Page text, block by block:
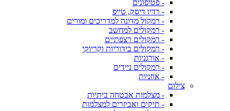
- פטיפונים
- רדיו דיסק, טייפ
- רמקול מדונה למדריכים ומורים
- רמקולים למחשב
- רמקולים רצפתיים
- רמקולים בידוריות וקריוקי
- אורגניות
- רמקולים ניידים
- אוזניות
צילום
- מצלמות אבטחה ביתיות
- תיקים ואביזרים למצלמות